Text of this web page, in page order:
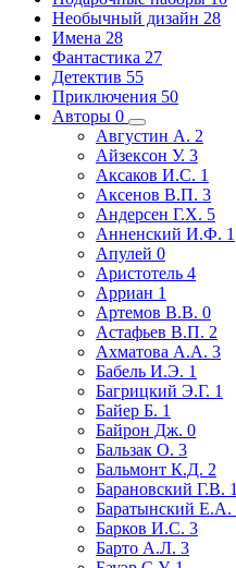
Необычный дизайн 28
Имена 28
Фантастика 27
Детектив 55
Приключения 50
Авторы 0
Августин А. 2
Айзексон У. 3
Аксаков И.С. 1
Аксенов В.П. 3
Андерсен Г.Х. 5
Анненский И.Ф. 1
Апулей 0
Аристотель 4
Арриан 1
Артемов В.В. 0
Астафьев В.П. 2
Ахматова А.А. 3
Бабель И.Э. 1
Багрицкий Э.Г. 1
Байер Б. 1
Байрон Дж. 0
Бальзак О. 3
Бальмонт К.Д. 2
Барановский Г.В. 1
Баратынский Е.А.
Барков И.С. 3
Барто А.Л. 3